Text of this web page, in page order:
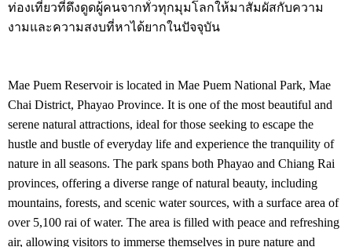
ท่องเที่ยวที่ดึงดูดผู้คนจากทั่วทุกมุมโลกให้มาสัมผัสกับความ
งามและความสงบที่หาได้ยากในปัจจุบัน
Mae Puem Reservoir is located in Mae Puem National Park, Mae
Chai District, Phayao Province. It is one of the most beautiful and
serene natural attractions, ideal for those seeking to escape the
hustle and bustle of everyday life and experience the tranquility of
nature in all seasons. The park spans both Phayao and Chiang Rai
provinces, offering a diverse range of natural beauty, including
mountains, forests, and scenic water sources, with a surface area of
over 5,100 rai of water. The area is filled with peace and refreshing
air, allowing visitors to immerse themselves in pure nature and